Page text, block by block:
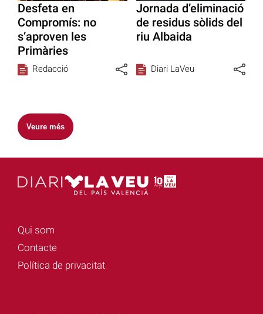
Desfeta en
Compromís: no
s’aproven les
Primàries
Redacció
Jornada d’eliminació
de residus sòlids del
riu Albaida
Diari LaVeu
Veure més
Qui som
Contacte
Política de privacitat